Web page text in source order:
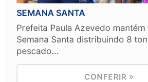
SEMANA SANTA
Prefeita Paula Azevedo
Semana Santa distribuindo 8
pescado...
CONFERIR